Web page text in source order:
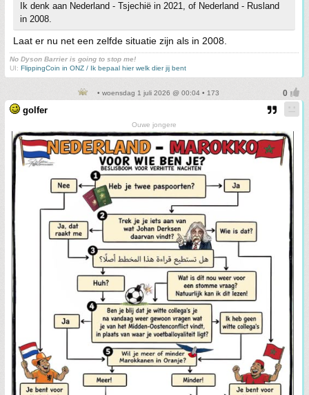
Ik denk aan Nederland - Tsjechië in 2021, of Nederland - Rusland
in 2008.
Laat er nu net een zelfde situatie zijn als in 2008.
No Dyson Barrier is going to stop me!
UI: FlippingCoin in ONZ / Ik bepaal hier welk dier jij bent
• woensdag 1 juli 2026 @ 00:04 • 173
golfer
Ouwe jongere